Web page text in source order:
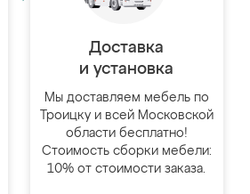
Доставка
и установка
Мы доставляем мебель по
Троицку и всей Московской
области бесплатно!
Стоимость сборки мебели:
10% от стоимости заказа.